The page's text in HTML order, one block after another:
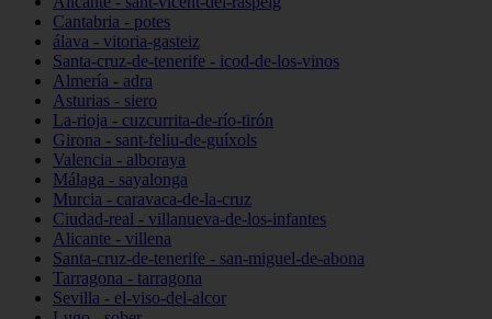
Cantabria - potes
álava - vitoria-gasteiz
Santa-cruz-de-tenerife - icod-de-los-vinos
Almería - adra
Asturias - siero
La-rioja - cuzcurrita-de-río-tirón
Girona - sant-feliu-de-guíxols
Valencia - alboraya
Málaga - sayalonga
Murcia - caravaca-de-la-cruz
Ciudad-real - villanueva-de-los-infantes
Alicante - villena
Santa-cruz-de-tenerife - san-miguel-de-abona
Tarragona - tarragona
Sevilla - el-viso-del-alcor